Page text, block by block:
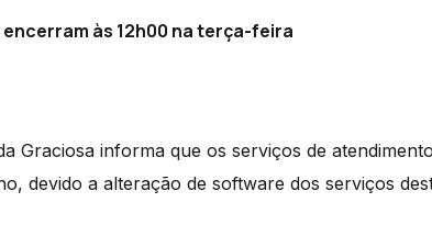
às 12h00 na terça-feira
Graciosa informa que os serviços de
devido a alteração de software dos serviços